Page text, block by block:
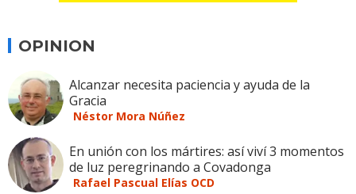
OPINION
Alcanzar necesita paciencia y ayuda de la
Gracia
Néstor Mora Núñez
En unión con los mártires: así viví 3 momentos
de luz peregrinando a Covadonga
Rafael Pascual Elías OCD